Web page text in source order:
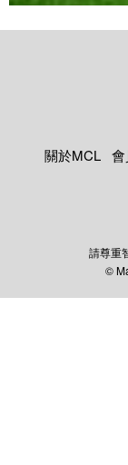
關於MCL
請尊重
©